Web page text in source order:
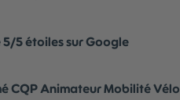
5 étoiles sur Google
CQP Animateur Mobilité Vélo